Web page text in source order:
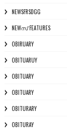
NEWSFRSDGG
NEWസ് FEATURES
OBIRUARY
OBITUARUY
OBITUARY
OBITUARY
OBITURARY
OBITURAY